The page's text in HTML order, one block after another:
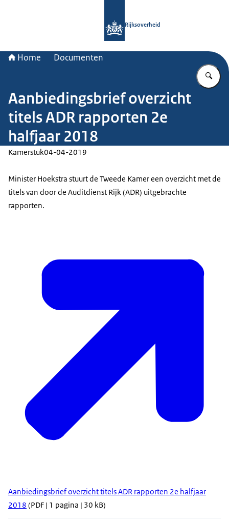
Rijksoverheid
Home Documenten
Aanbiedingsbrief overzicht
titels ADR rapporten 2e
halfjaar 2018
Kamerstuk04-04-2019
Minister Hoekstra stuurt de Tweede Kamer een overzicht met de
titels van door de Auditdienst Rijk (ADR) uitgebrachte
rapporten.
Aanbiedingsbrief overzicht titels ADR rapporten 2e halfjaar
2018 (PDF | 1 pagina | 30 kB)